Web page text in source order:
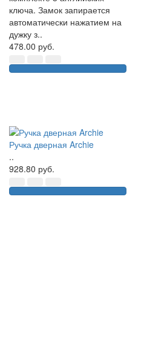
ключа. Замок запирается
автоматически нажатием на
дужку з..
478.00 руб.
Ручка дверная Archie
..
928.80 руб.